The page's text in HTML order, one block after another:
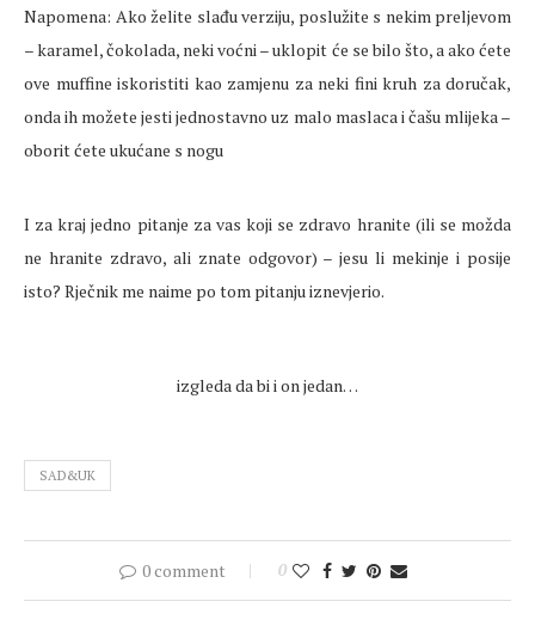
Napomena: Ako želite slađu verziju, poslužite s nekim preljevom
– karamel, čokolada, neki voćni – uklopit će se bilo što, a ako ćete
ove muffine iskoristiti kao zamjenu za neki fini kruh za doručak,
onda ih možete jesti jednostavno uz malo maslaca i čašu mlijeka –
oborit ćete ukućane s nogu
I za kraj jedno pitanje za vas koji se zdravo hranite (ili se možda
ne hranite zdravo, ali znate odgovor) – jesu li mekinje i posije
isto? Rječnik me naime po tom pitanju iznevjerio.
izgleda da bi i on jedan…
SAD&UK
0 comment 0